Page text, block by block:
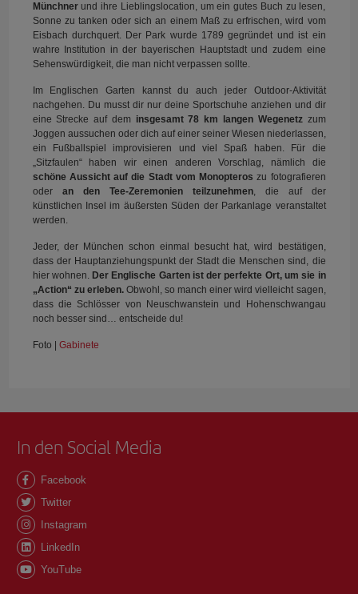
Münchnerund ihre Lieblingslocation, um ein gutes Buch zu lesen,
Sonne zu tanken oder sich an einem Maß zu erfrischen, wird vom
Eisbach durchquert. Der Park wurde 1789 gegründet und ist ein
wahre Institution in der bayerischen Hauptstadt und zudem eine
Sehenswürdigkeit, die man nicht verpassen sollte.
Im Englischen Garten kannst du auch jeder Outdoor-Aktivität
nachgehen. Du musst dir nur deine Sportschuhe anziehen und dir
eine Strecke auf dem insgesamt 78 km langen Wegenetzzum
Joggen aussuchen oder dich auf einer seiner Wiesen niederlassen,
ein Fußballspiel improvisieren und viel Spaß haben. Für die
„Sitzfaulen“ haben wir einen anderen Vorschlag, nämlich die
schöne Aussicht auf die Stadt vom Monopteroszu fotografieren
oder an den Tee-Zeremonien teilzunehmen, die auf der
künstlichen Insel im äußersten Süden der Parkanlage veranstaltet
werden.
Jeder, der München schon einmal besucht hat, wird bestätigen,
dass der Hauptanziehungspunkt der Stadt die Menschen sind, die
hier wohnen. Der Englische Garten ist der perfekte Ort, um sie in
„Action“ zu erleben.Obwohl, so manch einer wird vielleicht sagen,
dass die Schlösser von Neuschwanstein und Hohenschwangau
noch besser sind… entscheide du!
Foto | Gabinete
In den Social Media
Facebook
Twitter
Instagram
LinkedIn
YouTube